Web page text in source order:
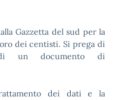
Gazzetta del sud per la
dei centisti. Si prega di
un documento di
dei dati e la